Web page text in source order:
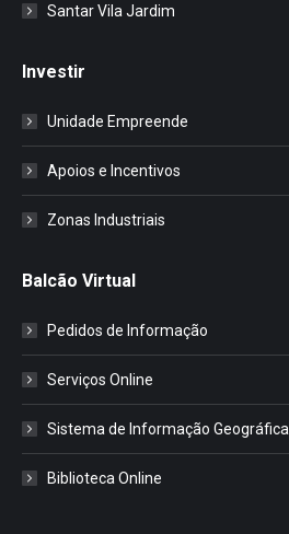
Santar Vila Jardim
Investir
Unidade Empreende
Apoios e Incentivos
Zonas Industriais
Balcão Virtual
Pedidos de Informação
Serviços Online
Sistema de Informação Geográfica
Biblioteca Online